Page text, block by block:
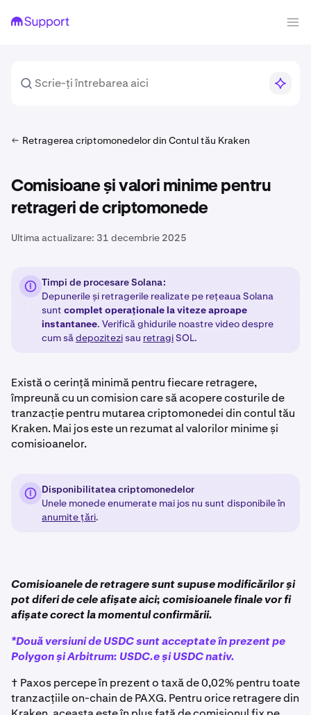
Retragerea criptomonedelor din Contul tău Kraken
Comisioane și valori minime pentru
retrageri de criptomonede
Ultima actualizare: 31 decembrie 2025
Timpi de procesare Solana:
Depunerile și retragerile realizate pe rețeaua Solana
sunt complet operaționale la viteze aproape
instantanee. Verifică ghidurile noastre video despre
cum sădepozitezisau retragiSOL.
Există o cerință minimă pentru fiecare retragere,
împreună cu un comision care să acopere costurile de
tranzacție pentru mutarea criptomonedei din contul tău
Kraken. Mai jos este un rezumat al valorilor minime și
comisioanelor.
Disponibilitatea criptomonedelor
Unele monede enumerate mai jos nu sunt disponibile în
anumite țări.
Comisioanele de retragere sunt supuse modificărilor și
pot diferi de cele afișate aici; comisioanele finale vor fi
afișate corect la momentul confirmării.
*Două versiuni de USDC sunt acceptate în prezent pe
Polygon și Arbitrum: USDC.e și USDC nativ.
† Paxos percepe în prezent o taxă de 0,02% pentru toate
tranzacțiile on-chain de PAXG. Pentru orice retragere din